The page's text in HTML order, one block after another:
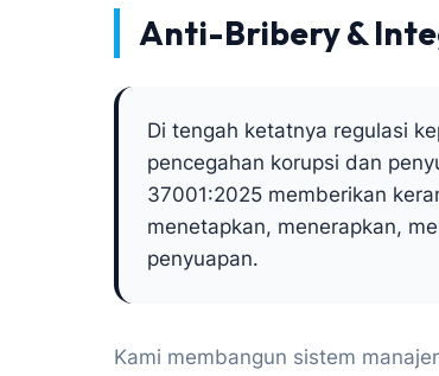
Anti-Bribery &
Di tengah ketatnya regulasi
pencegahan korupsi dan
37001:2025 memberikan
menetapkan, menerapkan,
penyuapan.
Kami membangun sistem